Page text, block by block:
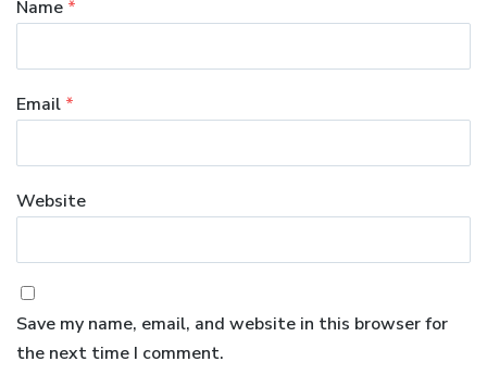
Name *
Email *
Website
Save my name, email, and website in this browser for
the next time I comment.